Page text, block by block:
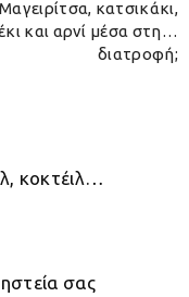
Μαγειρίτσα, κατσικάκι,
και αρνί μέσα στη…
διατροφή;
κοκτέιλ…
σας